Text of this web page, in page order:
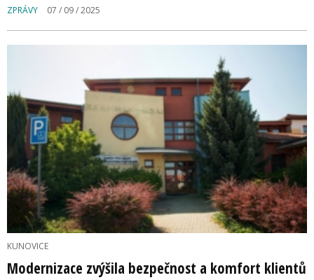
ZPRÁVY 07 / 09 / 2025
KUNOVICE
Modernizace zvýšila bezpečnost a komfort klientů